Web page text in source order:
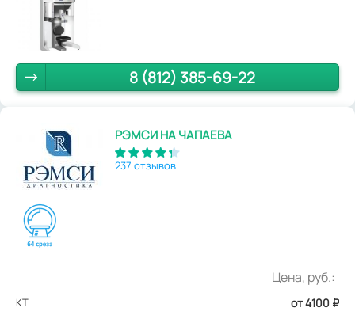
8 (812) 385-69-22
РЭМСИ НА ЧАПАЕВА
237 отзывов
Цена, руб.:
КТ от 4100 ₽